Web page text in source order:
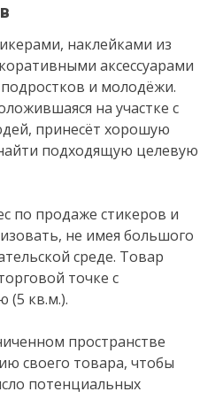
наклейками из
аксессуарами
и молодёжи.
на участке с
принесёт хорошую
подходящую целевую
по продаже стикеров и
не имея большого
среде. Товар
точке с
(5 кв.м.).
пространстве
своего товара, чтобы
потенциальных